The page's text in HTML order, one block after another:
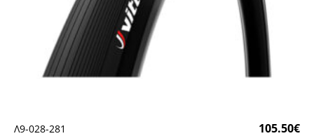
Λ9-028-281 105.50€